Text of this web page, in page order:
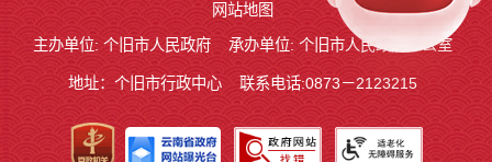
网站地图
主办单位: 个旧市人民政府
承办单位: 个旧市人民政府办公室
地址：个旧市行政中心 联系电话:0873－2123215